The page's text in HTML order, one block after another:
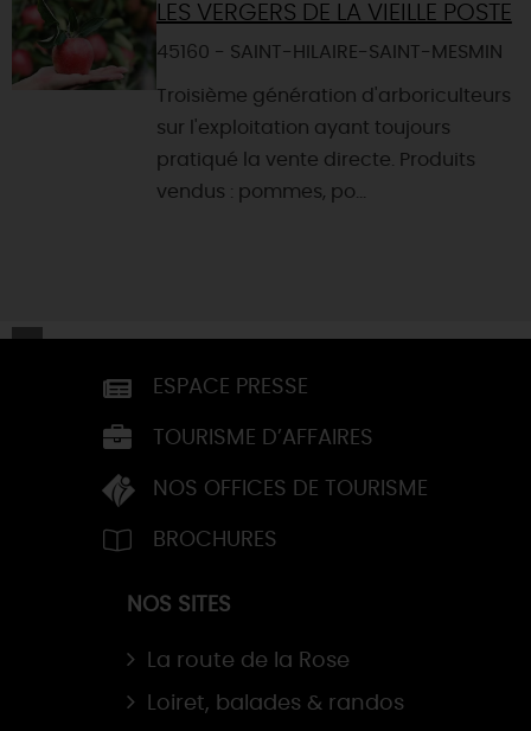
LES VERGERS DE LA VIEILLE POSTE
45160 - SAINT-HILAIRE-SAINT-MESMIN
Troisième génération d'arboriculteurs
sur l'exploitation ayant toujours
pratiqué la vente directe. Produits
vendus : pommes, po...
ESPACE PRESSE
TOURISME D’AFFAIRES
NOS OFFICES DE TOURISME
BROCHURES
NOS SITES
La route de la Rose
Loiret, balades & randos